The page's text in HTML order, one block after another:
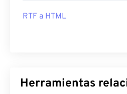
RTF a HTML
Herramientas